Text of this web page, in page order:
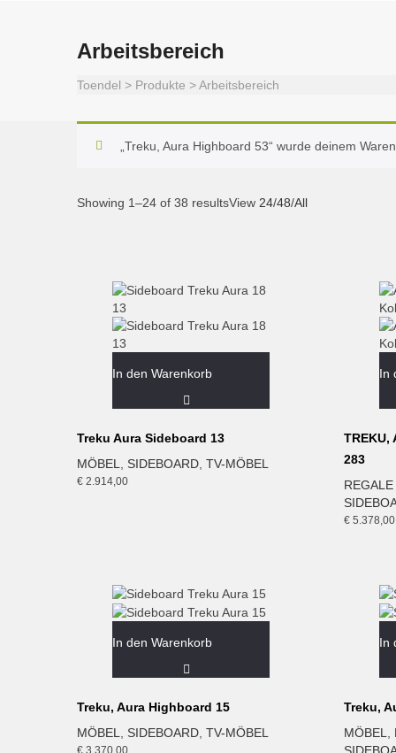
Arbeitsbereich
Toendel > Produkte >Arbeitsbereich
„Treku, Aura Highboard 53“ wurde deinem
Showing 1–24 of 38 resultsView 24/48/All
In den Warenkorb
Treku Aura Sideboard 13
MÖBEL
SIDEBOARD TV-MÖBEL
€ 2.914,00
In
283
€ 5.378,00
In den Warenkorb
Treku, Aura Highboard 15
MÖBEL, SIDEBOARD, TV-MÖBEL
In
Treku,
MÖBEL,